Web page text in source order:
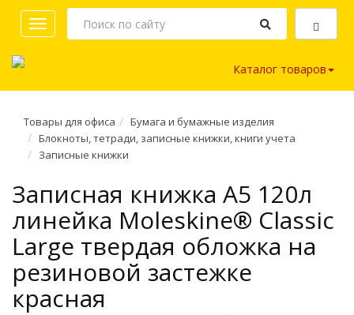
Toggle
navigation
Каталог товаров
Товары для офиса
Бумага и бумажные изделия
Блокноты, тетради, записные книжки, книги учета
Записные книжки
Записная книжка A5 120л
линейка Moleskine® Classic
Large твердая обложка на
резиновой застежке
красная